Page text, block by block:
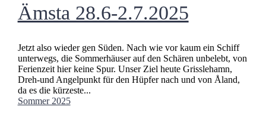
Ämsta 28.6-2.7.2025
Jetzt also wieder gen Süden. Nach wie vor kaum ein Schiff
unterwegs, die Sommerhäuser auf den Schären unbelebt, von
Ferienzeit hier keine Spur. Unser Ziel heute Grisslehamn,
Dreh-und Angelpunkt für den Hüpfer nach und von Åland,
da es die kürzeste...
Sommer 2025